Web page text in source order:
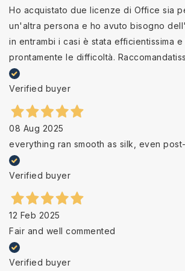
Ho acquistato due licenze di Office sia
un'altra persona e ho avuto bisogno
in entrambi i casi è stata efficientissima e
prontamente le difficoltà.
Verified buyer
08 Aug 2025
everything ran smooth as silk, even
Verified buyer
12 Feb 2025
Fair and well commented
Verified buyer